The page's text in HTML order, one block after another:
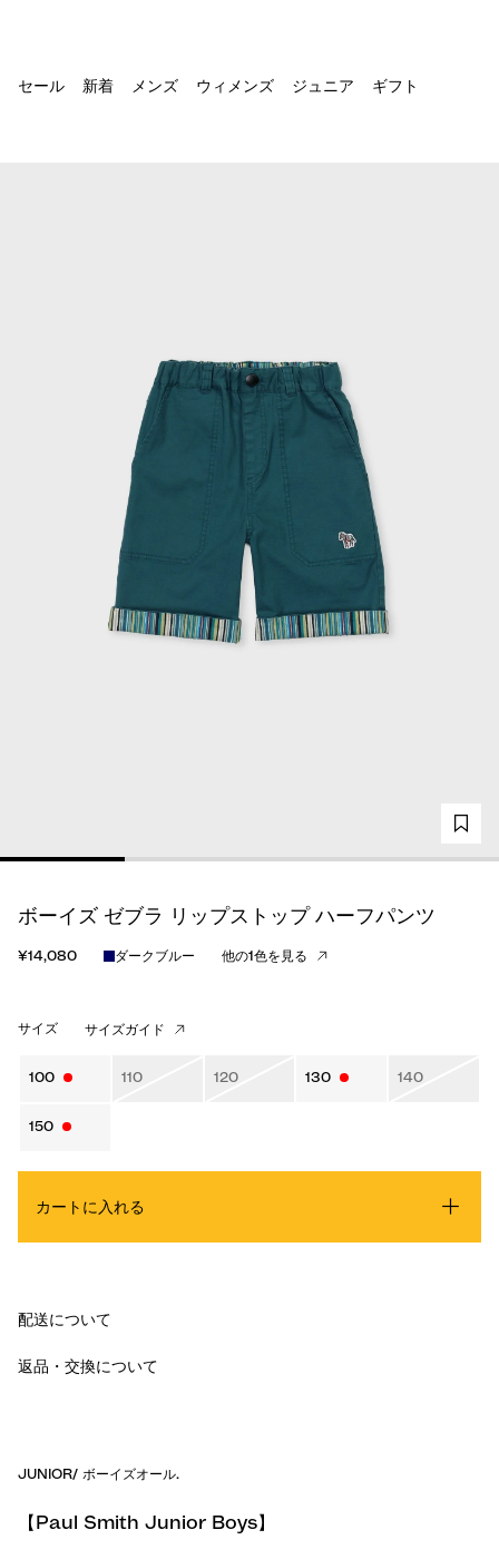
セール 新着 メンズ ウィメンズ ジュニア ギフト
ボーイズ ゼブラ リップストップ ハーフパンツ
¥14,080 ダークブルー 他の1色を見る
サイズ サイズガイド
100 110 120 130 140
150
カートに入れる
配送について
返品・交換について
JUNIOR/ ボーイズオール.
【Paul Smith Junior Boys】